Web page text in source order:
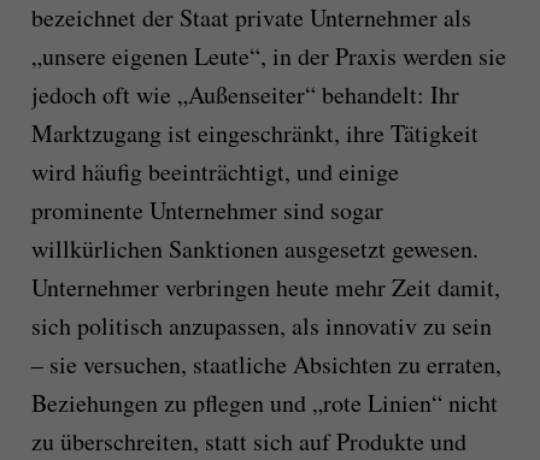
bezeichnet der Staat private Unternehmer als
„unsere eigenen Leute“, in der Praxis werden sie
jedoch oft wie „Außenseiter“ behandelt: Ihr
Marktzugang ist eingeschränkt, ihre Tätigkeit
wird häufig beeinträchtigt, und einige
prominente Unternehmer sind sogar
willkürlichen Sanktionen ausgesetzt gewesen.
Unternehmer verbringen heute mehr Zeit damit,
sich politisch anzupassen, als innovativ zu sein
– sie versuchen, staatliche Absichten zu erraten,
Beziehungen zu pflegen und „rote Linien“ nicht
zu überschreiten, statt sich auf Produkte und